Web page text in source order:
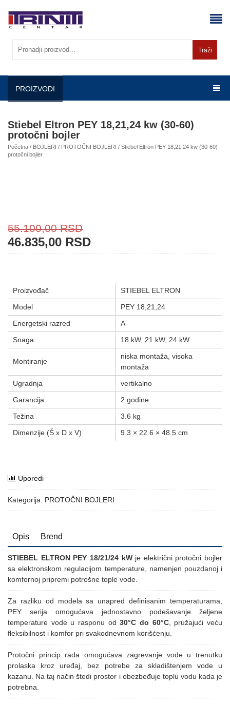
content
Traži
PROIZVODI
Stiebel Eltron PEY 18,21,24 kw (30-60)
protočni bojler
Početna / BOJLERI / PROTOČNI BOJLERI / Stiebel Eltron PEY 18,21,24 kw (30-60)
protočni bojler
55.100,00RSD
46.835,00 RSD
Proizvođač
STIEBEL ELTRON
Model
PEY 18,21,24
Energetski razred
A
Snaga
18 kW, 21 kW, 24 kW
Montiranje
niska montaža, visoka
montaža
Ugradnja
vertikalno
Garancija
2 godine
Težina
3.6 kg
Dimenzije (Š x D x V)
9.3 × 22.6 × 48.5 cm
Uporedi
Kategorija: PROTOČNI BOJLERI
Opis Brend
STIEBEL ELTRON PEY 18/21/24 kWje električni protočni bojler
sa elektronskom regulacijom temperature, namenjen pouzdanoj i
komfornoj pripremi potrošne tople vode.
Za razliku od modela sa unapred definisanim temperaturama,
PEY serija omogućava jednostavno podešavanje željene
temperature vode u rasponu od30°C do 60°C, pružajući veću
fleksibilnost i komfor pri svakodnevnom korišćenju.
Protočni princip rada omogućava zagrevanje vode u trenutku
prolaska kroz uređaj, bez potrebe za skladištenjem vode u
kazanu. Na taj način štedi prostor i obezbeđuje toplu vodu kada je
potrebna.